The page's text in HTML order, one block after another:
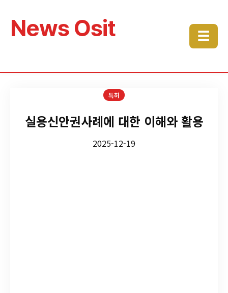
News Osit ☰
특허
실용신안권사례에 대한 이해와 활용
2025-12-19